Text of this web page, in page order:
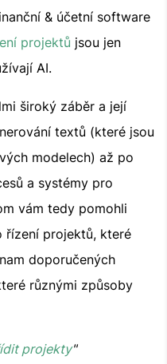
& účetní software
projektů jsou jen
AI.
široký záběr a její
textů (které jsou
modelech) až po
a systémy pro
vám tedy pomohli
řízení projektů, které
doporučených
různými způsoby
projekty"